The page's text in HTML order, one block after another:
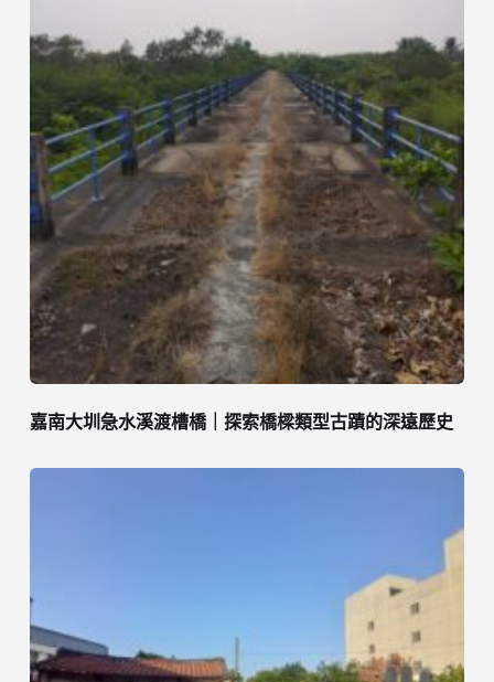
嘉南大圳急水溪渡槽橋｜探索橋樑類型古蹟的深遠歷史